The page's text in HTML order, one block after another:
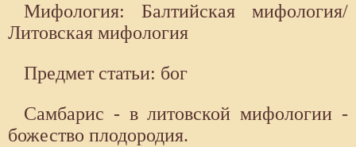
Мифология: Балтийская мифология/
Литовская мифология
Предмет статьи: бог
Самбарис - в литовской мифологии -
божество плодородия.